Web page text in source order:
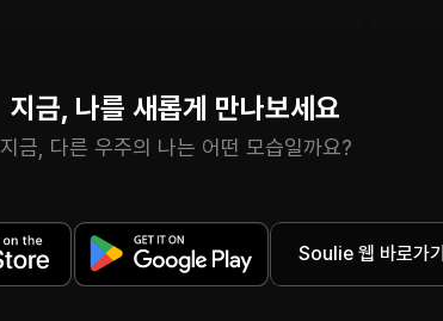
지금, 나를 새롭게 만나보세요
지금, 다른 우주의 나는 어떤 모습일까요?
Soulie 웹 바로가